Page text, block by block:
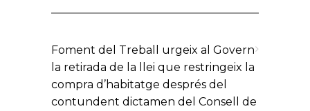
Foment del Treball urgeix al Govern
la retirada de la llei que restringeix la
compra d’habitatge després del
contundent dictamen del Consell de